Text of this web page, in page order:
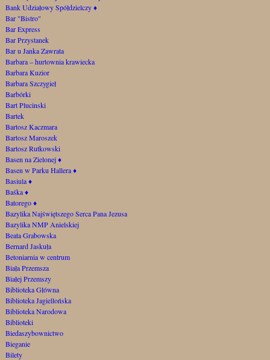
Bank Udziałowy Spółdzielczy♦
Bar "Bistro"
Bar Express
Bar Przystanek
Bar u Janka Zawrata
Barbara – hurtownia krawiecka
Barbara Kuzior
Barbara Szczygieł
Barbórki
Bart Plucinski
Bartek
Bartosz Kaczmara
Bartosz Maroszek
Bartosz Rutkowski
Basen na Zielonej♦
Basen w Parku Hallera♦
Basiula♦
Baśka♦
Batorego♦
Bazylika Najświętszego Serca Pana Jezusa
Bazylika NMP Anielskiej
Beata Grabowska
Bernard Jaskuła
Betoniarnia w centrum
Biała Przemsza
Białej Przemszy
Biblioteka Główna
Biblioteka Jagiellońska
Biblioteka Narodowa
Biblioteki
Biedaszybownictwo
Bieganie
Bilety